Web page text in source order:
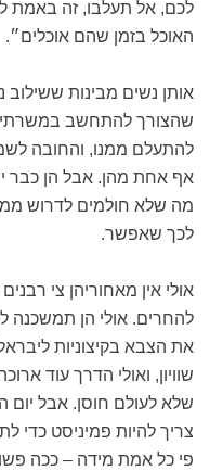
לכם, אל תעלבו, זה באמת
האוכל בזמן שהם אוכלים״.
אותן נשים מבינות
שהצורך להתחשב במשרתים
להתעלם ממנו, והחובה
אף אחת מהן. אבל הן כבר
מה שלא חולמים לדרוש
לכך שאפשר.
אולי אין מאחוריהן צי
להחרים. אולי הן תמשכנה
את הצבא בקיצוניות
שוויון, ואולי הדרך עוד
שלא לעולם חוסן. אבל יום
צריך להיות פמיניסט כדי
פי כל אמת מידה – ככה